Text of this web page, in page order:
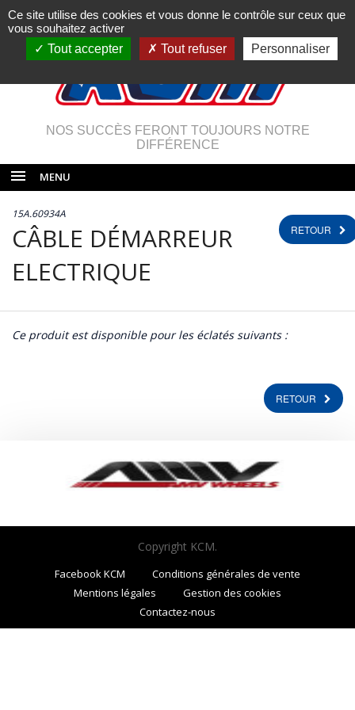
NOS SUCCÈS FERONT TOUJOURS NOTRE
DIFFÉRENCE
MENU
RETOUR
15A.60934A
CÂBLE DÉMARREUR
ELECTRIQUE
Ce produit est disponible pour les éclatés suivants :
RETOUR
Copyright KCM.
Facebook KCM
Conditions générales de vente
Mentions légales
Gestion des cookies
Contactez-nous
Ce site utilise des cookies et vous donne le contrôle sur ceux que
vous souhaitez activer
Tout accepter
Tout refuser Personnaliser